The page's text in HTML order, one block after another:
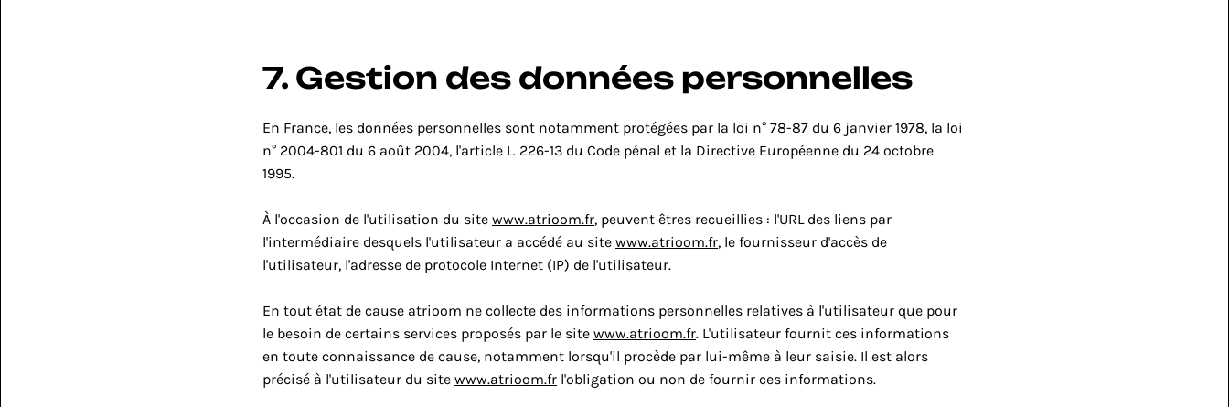
7. Gestion des données personnelles
En France, les données personnelles sont notamment protégées par la loi n° 78-87 du 6 janvier 1978, la loi
n° 2004-801 du 6 août 2004, l'article L. 226-13 du Code pénal et la Directive Européenne du 24 octobre
1995.
À l'occasion de l'utilisation du site www.atrioom.fr, peuvent êtres recueillies : l'URL des liens par
l'intermédiaire desquels l'utilisateur a accédé au site www.atrioom.fr, le fournisseur d'accès de
l'utilisateur, l'adresse de protocole Internet (IP) de l'utilisateur.
En tout état de cause atrioom ne collecte des informations personnelles relatives à l'utilisateur que pour
le besoin de certains services proposés par le site www.atrioom.fr. L'utilisateur fournit ces informations
en toute connaissance de cause, notamment lorsqu'il procède par lui-même à leur saisie. Il est alors
précisé à l'utilisateur du site www.atrioom.fr l'obligation ou non de fournir ces informations.